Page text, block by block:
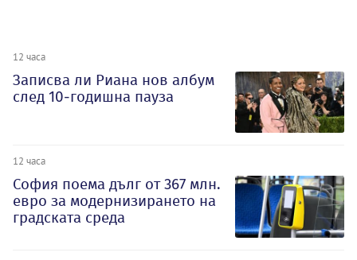
12 часа
Записва ли Риана нов албум
след 10-годишна пауза
12 часа
София поема дълг от 367 млн.
евро за модернизирането на
градската среда